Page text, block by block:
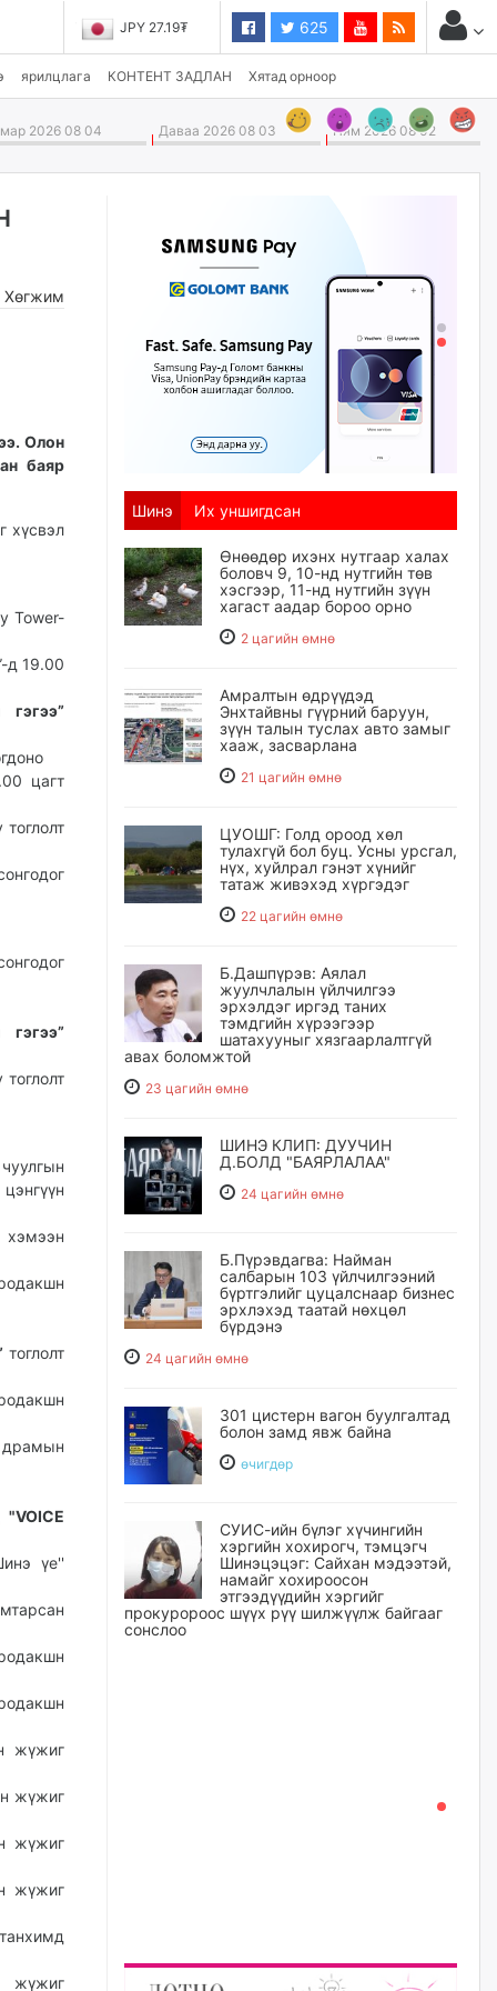
JPY 27.19₮ 625
ярилцлага КОНТЕНТ ЗАДЛАН Хятад орноор
2026 08 04 Даваа 2026 08 03 Ням 2026 08 02
Хөгжим
Олон
баяр
хүсвэл
Tower-
д 19.00
гэгээ”
цагт
гэгээ”
цэнгүүн
хэмээн
тоглолт
"VOICE
үе''
жүжиг
жүжиг
жүжиг
жүжиг
жүжиг
Шинэ Их уншигдсан
Өнөөдөр ихэнх нутгаар халах
боловч 9, 10-нд нутгийн төв
хэсгээр, 11-нд нутгийн зүүн
хагаст аадар бороо орно
2 цагийн өмнө
Амралтын өдрүүдэд
Энхтайвны гүүрний баруун,
зүүн талын туслах авто замыг
хааж, засварлана
21 цагийн өмнө
ЦУОШГ: Голд ороод хөл
тулахгүй бол буц. Усны урсгал,
нүх, хуйлрал гэнэт хүнийг
татаж живэхэд хүргэдэг
22 цагийн өмнө
Б.Дашпүрэв: Аялал
жуулчлалын үйлчилгээ
эрхэлдэг иргэд таних
тэмдгийн хүрээгээр
шатахууныг хязгаарлалтгүй
авах боломжтой
23 цагийн өмнө
ШИНЭ КЛИП: ДУУЧИН
Д.БОЛД "БАЯРЛАЛАА"
24 цагийн өмнө
Б.Пүрэвдагва: Найман
салбарын 103 үйлчилгээний
бүртгэлийг цуцалснаар бизнес
эрхлэхэд таатай нөхцөл
бүрдэнэ
24 цагийн өмнө
301 цистерн вагон буулгалтад
болон замд явж байна
өчигдѳр
СУИС-ийн бүлэг хүчингийн
хэргийн хохирогч, тэмцэгч
Шинэцэцэг: Сайхан мэдээтэй,
намайг хохироосон
этгээдүүдийн хэргийг
прокуророос шүүх рүү шилжүүлж байгааг
сонслоо